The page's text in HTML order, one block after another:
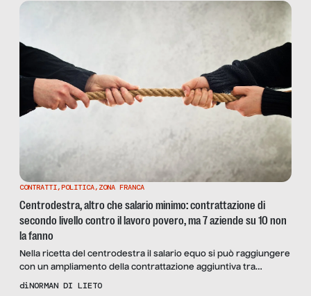
piccolo, ogni volta […]
CONTRATTI,POLITICA, ZONA FRANCA
Centrodestra, altro che salario minimo: contrattazione di
secondo livello contro il lavoro povero, ma 7 aziende su 10 non
la fanno
Nella ricetta del centrodestra il salario equo si può raggiungere
con un ampliamento della contrattazione aggiuntiva tra
sindacati e imprese. Manola Cavallini, CGIL: “Potrebbe aiutare,
diNORMAN DI LIETO